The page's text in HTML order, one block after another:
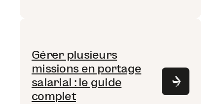
Gérer plusieurs
missions en portage
salarial : le guide
complet